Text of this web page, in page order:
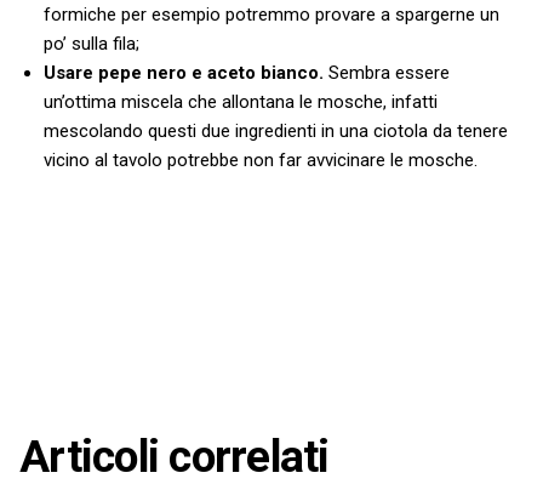
formiche per esempio potremmo provare a spargerne un
po’ sulla fila;
Usare pepe nero e aceto bianco. Sembra essere
un’ottima miscela che allontana le mosche, infatti
mescolando questi due ingredienti in una ciotola da tenere
vicino al tavolo potrebbe non far avvicinare le mosche.
Articoli correlati